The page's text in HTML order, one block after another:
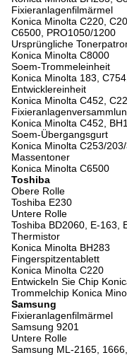
Fixieranlagenfilmärmel
Konica Minolta C220,
C6500, PRO1050/1200
Ursprüngliche
Konica Minolta C8000
Soem-Trommeleinheit
Konica Minolta 183,
Entwicklereinheit
Konica Minolta C452,
Konica Minolta C452,
Soem-Übergangsgurt
Konica Minolta C253/
Massentoner
Konica Minolta C6500
Toshiba
Obere Rolle
Toshiba E230
Untere Rolle
Toshiba BD2060, E-163,
Thermistor
Konica Minolta BH283
Fingerspitzentablett
Konica Minolta C220
Entwickeln Sie Chip
Trommelchip Konica
Samsung
Fixieranlagenfilmärmel
Samsung 9201
Untere Rolle
Samsung ML-2165,